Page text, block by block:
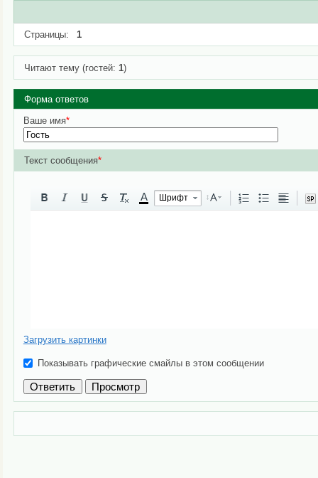
Страницы: 1
Читают тему (гостей: 1)
Форма ответов
Ваше имя*
Текст сообщения*
A Шрифт
Загрузить картинки
Показывать графические смайлы в этом сообщении